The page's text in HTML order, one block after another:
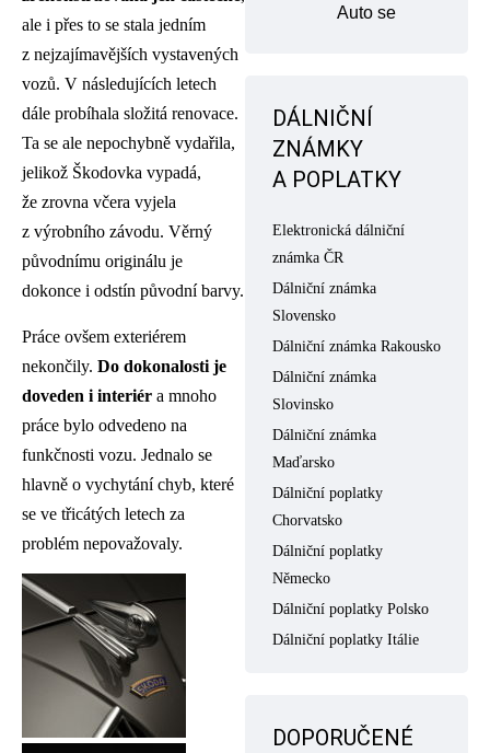
ale i přes to se stala jedním
z nejzajímavějších vystavených
vozů. V následujících letech
dále probíhala složitá renovace.
Ta se ale nepochybně vydařila,
jelikož Škodovka vypadá,
že zrovna včera vyjela
z výrobního závodu. Věrný
původnímu originálu je
dokonce i odstín původní barvy.
Práce ovšem exteriérem
nekončily. Do dokonalosti je
doveden i interiér a mnoho
práce bylo odvedeno na
funkčnosti vozu. Jednalo se
hlavně o vychytání chyb, které
se ve třicátých letech za
problém nepovažovaly.
Auto se
DÁLNIČNÍ
ZNÁMKY
A POPLATKY
Elektronická dálniční
známka ČR
Dálniční známka
Slovensko
Dálniční známka Rakousko
Dálniční známka
Slovinsko
Dálniční známka
Maďarsko
Dálniční poplatky
Chorvatsko
Dálniční poplatky
Německo
Dálniční poplatky Polsko
Dálniční poplatky Itálie
DOPORUČENÉ